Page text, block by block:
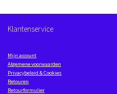
Klantenservice
Mijn account
Algemene voorwaarden
Privacybeleid & Cookies
Retouren
Retourformulier